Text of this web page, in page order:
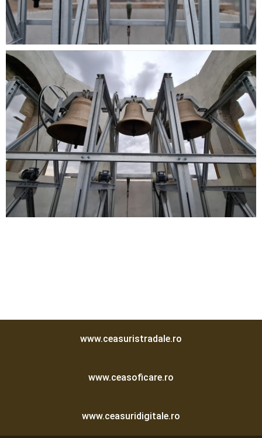
www.ceasuristradale.ro
www.ceasoficare.ro
www.ceasuridigitale.ro